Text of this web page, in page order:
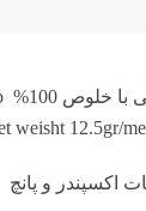
اکسپندر و پانچ